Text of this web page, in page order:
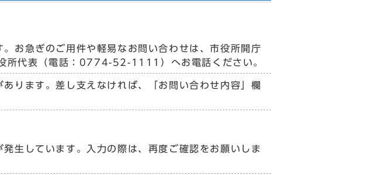
お急ぎのご用件や軽易なお問い合わせは、市役所開庁
所代表（電話：0774-52-1111）へお電話ください。
ります。差し支えなければ、「お問い合わせ内容」欄
生しています。入力の際は、再度ご確認をお願いしま